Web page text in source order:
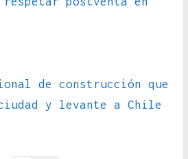
de construcción que
y levante a Chile